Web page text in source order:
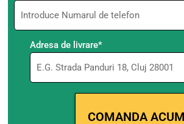
Adresa de livrare*